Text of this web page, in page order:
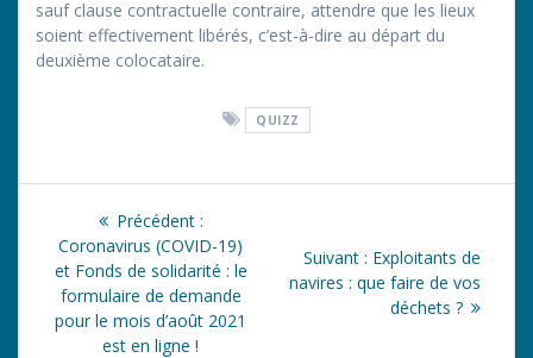
sauf clause contractuelle contraire, attendre que les lieux
soient effectivement libérés, c’est-à-dire au départ du
deuxième colocataire.
QUIZZ
Navigation
de
l’article
Précédent :Article
précédent
:
Coronavirus (COVID-19)
et Fonds de solidarité : le
formulaire de demande
pour le mois d’août 2021
est en ligne !
Suivant : Article
suivant
Exploitants de
navires : que faire de vos
déchets ?